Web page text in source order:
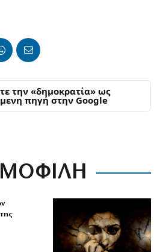
την «δημοκρατία» ως
πηγή στην Google